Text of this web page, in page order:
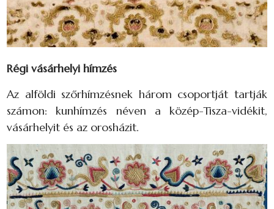
Régi vásárhelyi hímzés
Az alföldi szőrhímzésnek három csoportját tartják
számon: kunhímzés néven a közép-Tisza-vidékit,
vásárhelyit és az orosházit.